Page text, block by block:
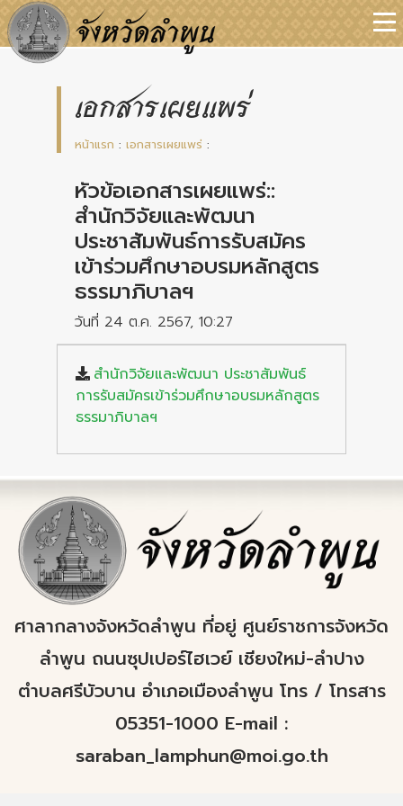
เอกสารเผยแพร่
หน้าแรก : เอกสารเผยแพร่ :
หัวข้อเอกสารเผยแพร่::
สำนักวิจัยและพัฒนา
ประชาสัมพันธ์การรับสมัคร
เข้าร่วมศึกษาอบรมหลักสูตร
ธรรมาภิบาลฯ
วันที่ 24 ต.ค. 2567, 10:27
สำนักวิจัยและพัฒนา ประชาสัมพันธ์
การรับสมัครเข้าร่วมศึกษาอบรมหลักสูตร
ธรรมาภิบาลฯ
ศาลากลางจังหวัดลำพูน ที่อยู่ ศูนย์ราชการจังหวัด
ลำพูน ถนนซุปเปอร์ไฮเวย์ เชียงใหม่-ลำปาง
ตำบลศรีบัวบาน อำเภอเมืองลำพูน โทร / โทรสาร
05351-1000 E-mail :
saraban_lamphun@moi.go.th